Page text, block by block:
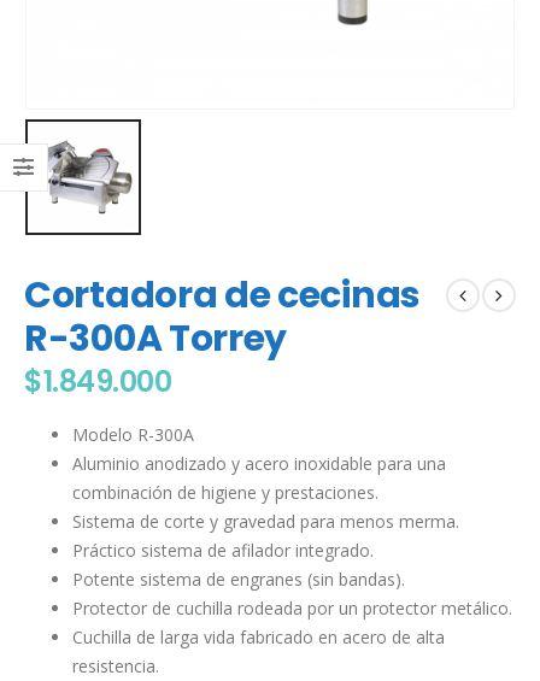
Cortadora de cecinas
R-300A Torrey
$1.849.000
Modelo R-300A
Aluminio anodizado y acero inoxidable para una
combinación de higiene y prestaciones.
Sistema de corte y gravedad para menos merma.
Práctico sistema de afilador integrado.
Potente sistema de engranes (sin bandas).
Protector de cuchilla rodeada por un protector metálico.
Cuchilla de larga vida fabricado en acero de alta
resistencia.